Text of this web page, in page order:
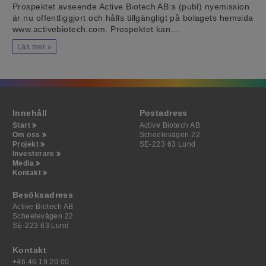
Prospektet avseende Active Biotech AB:s (publ) nyemission
är nu offentliggjort och hålls tillgängligt på bolagets hemsida
www.activebiotech.com. Prospektet kan…
Läs mer »
Innehåll
Start
Om oss
Projekt
Investerare
Media
Kontakt
Postadress
Active Biotech AB
Scheelevägen 22
SE-223 63 Lund
Besöksadress
Active Biotech AB
Scheelevägen 22
SE-223 63 Lund
Kontakt
+46 46 19 20 00